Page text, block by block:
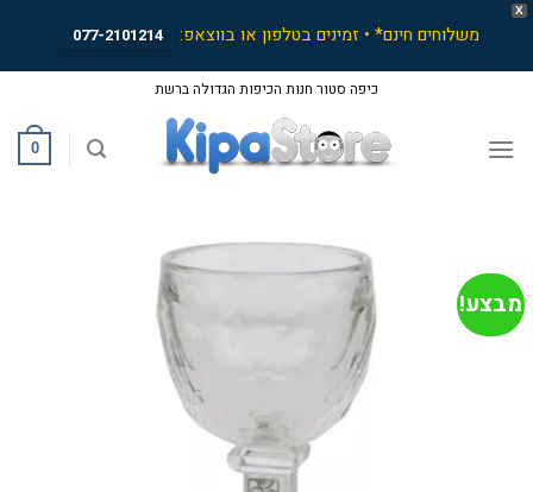
X
משלוחים חינם* • זמינים בטלפון או בווצאפ: 077-2101214
content
כיפה סטור חנות הכיפות הגדולה ברשת
0
מבצע!